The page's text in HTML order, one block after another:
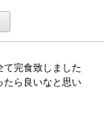
て完食致しました
たら良いなと思い